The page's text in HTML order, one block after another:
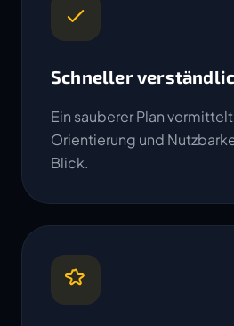
Schneller
Ein sauberer Plan
Orientierung und
Blick.